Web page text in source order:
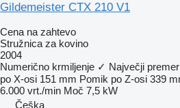
Gildemeister CTX 210 V1
Cena na zahtevo
Stružnica za kovino
2004
Numerično krmiljenje ✓ Največji
po X-osi 151 mm Pomik po Z-osi 339
6.000 vrt./min Moč 7,5 kW
Češka